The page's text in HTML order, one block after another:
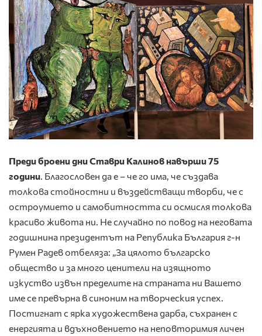
Преди броени дни Ставри Калинов навърши 75
години . Благословен да е – че го има, че създава
толкова стойностни и въздействащи творби, че с
остроумието и самобитността си осмисля толкова
красиво живота ни. Не случайно по повод на неговата
годишнина президентът на Република България г-н
Румен Радев отбеляза: „За цялото българско
общество и за много ценители на изящното
изкуство извън пределите на страната ни Вашето
име се превърна в синоним на творческия успех.
Постигнат с ярка художествена дарба, съхранен с
енергията и вдъхновението на неповторимия личен